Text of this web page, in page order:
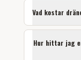
Vad kostar
Hur hittar jag